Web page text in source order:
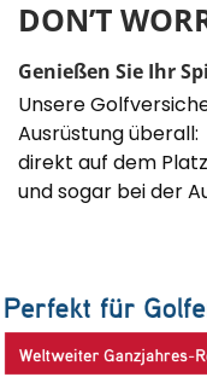
DON’T
Genießen Sie Ihr
Unsere
Ausrüstung überall:
direkt auf dem
und sogar bei der